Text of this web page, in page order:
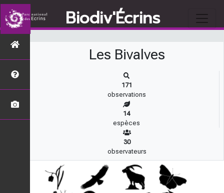
s
Biodiv'Écrins
Les Bivalves
171
observations
14
espèces
30
observateurs